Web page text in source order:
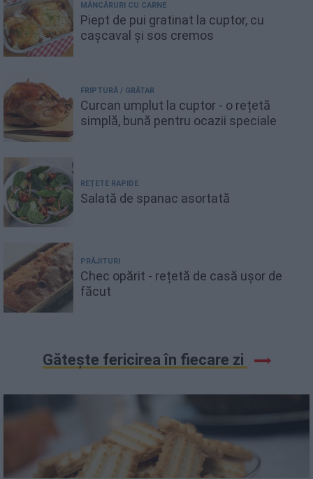
MÂNCĂRURI CU CARNE
Piept de pui gratinat la cuptor, cu
cașcaval și sos cremos
FRIPTURĂ / GRĂTAR
Curcan umplut la cuptor - o rețetă
simplă, bună pentru ocazii speciale
REȚETE RAPIDE
Salată de spanac asortată
PRĂJITURI
Chec opărit - rețetă de casă ușor de
făcut
Gătește fericirea în fiecare zi